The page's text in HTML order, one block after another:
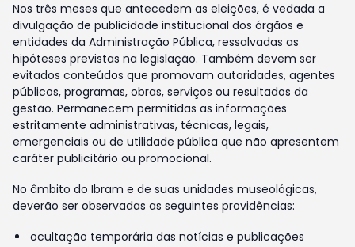
Nos três meses que antecedem as eleições, é vedada a
divulgação de publicidade institucional dos órgãos e
entidades da Administração Pública, ressalvadas as
hipóteses previstas na legislação. Também devem ser
evitados conteúdos que promovam autoridades, agentes
públicos, programas, obras, serviços ou resultados da
gestão. Permanecem permitidas as informações
estritamente administrativas, técnicas, legais,
emergenciais ou de utilidade pública que não apresentem
caráter publicitário ou promocional.
No âmbito do Ibram e de suas unidades museológicas,
deverão ser observadas as seguintes providências:
ocultação temporária das notícias e publicações